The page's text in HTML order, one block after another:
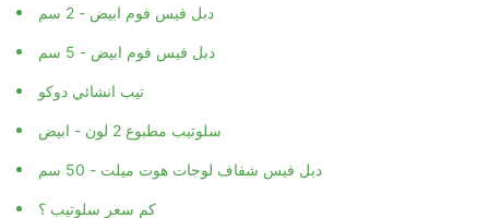
دبل فيس فوم ابيض - 2 سم
دبل فيس فوم ابيض - 5 سم
تيب انشائي دوكو
سلوتيب مطبوع 2 لون - ابيض
دبل فيس شفاف لوجات هوت ميلت - 50 سم
كم سعر سلوتيب ؟